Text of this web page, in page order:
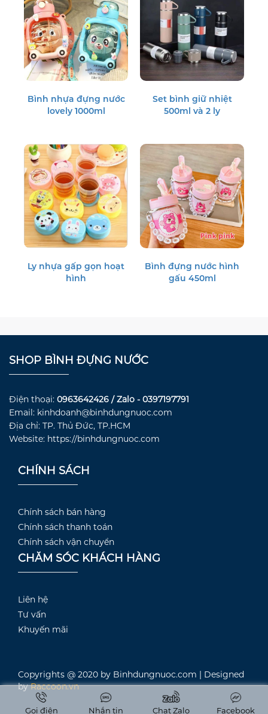
Bình nhựa đựng nước
lovely 1000ml
Set bình giữ nhiệt
500ml và 2 ly
Ly nhựa gấp gọn hoạt
hình
Bình đựng nước hình
gấu 450ml
SHOP BÌNH ĐỰNG NƯỚC
Điện thoại: 0963642426 / Zalo - 0397197791
Email: kinhdoanh@binhdungnuoc.com
Địa chỉ: TP. Thủ Đức, TP.HCM
Website: https://binhdungnuoc.com
CHÍNH SÁCH
Chính sách bán hàng
Chính sách thanh toán
Chính sách vận chuyển
CHĂM SÓC KHÁCH HÀNG
Liên hệ
Tư vấn
Khuyến mãi
Copyrights @ 2020 by Binhdungnuoc.com | Designed
byRaccoon.vn
Gọi điện Nhắn tin Chat Zalo Facebook